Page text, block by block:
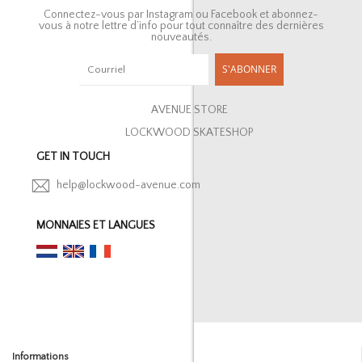
Connectez-vous par Instagram ou Facebook et abonnez-
vous à notre lettre d’info pour tout connaître des dernières
nouveautés.
S'ABONNER
AVENUE STORE
LOCKWOOD SKATESHOP
GET IN TOUCH
help@lockwood-avenue.com
MONNAIES ET LANGUES
Informations